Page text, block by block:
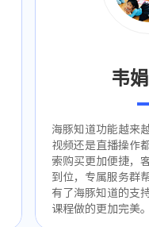
韦
海豚知道功能越来
视频还是直播操作
索购买更加便捷，
到位，专属服务群
有了海豚知道的支
课程做的更加完美